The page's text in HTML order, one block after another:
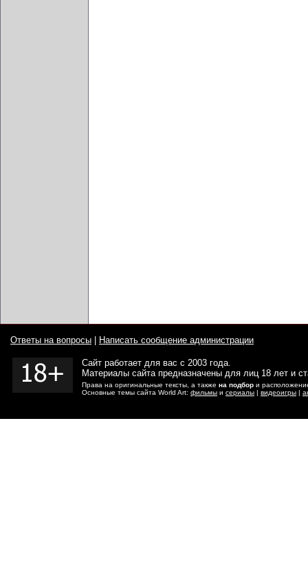
Ответы на вопросы Написать сообщение администрации
Сайт работает для вас с 2003 года.
Материалы сайта предназначены для лиц 18 лет и
Права на оригинальные тексты, а также на подбор и
Основные темы сайта World Art: фильмы и сериалы | видеоигры |